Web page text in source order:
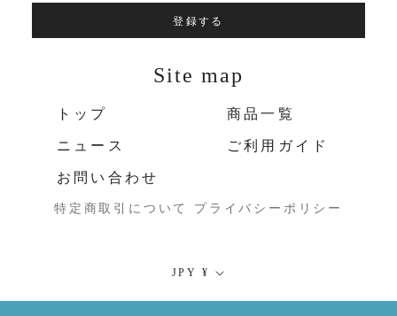
登録する
Site map
トップ 商品一覧
ニュース ご利用ガイド
お問い合わせ
特定商取引について プライバシーポリシー
通
JPY ¥